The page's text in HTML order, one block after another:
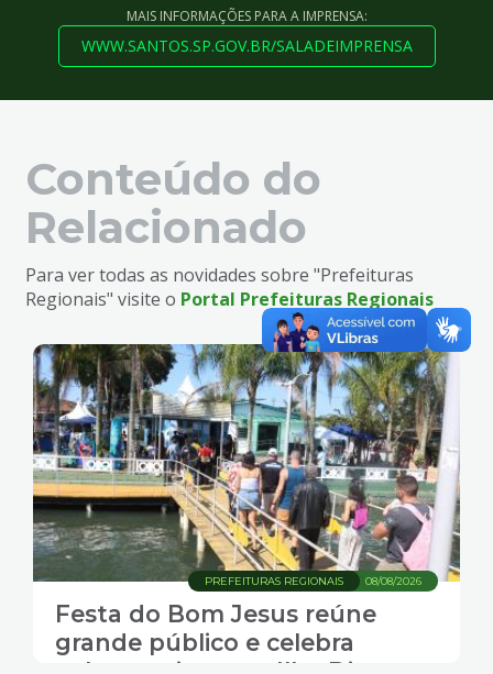
MAIS INFORMAÇÕES PARA A IMPRENSA:
WWW.SANTOS.SP.GOV.BR/SALADEIMPRENSA
Conteúdo do
Relacionado
Para ver todas as novidades sobre "Prefeituras
Regionais" visite o Portal Prefeituras Regionais
08/08/2026
PREFEITURAS REGIONAIS
Festa do Bom Jesus reúne
grande público e celebra